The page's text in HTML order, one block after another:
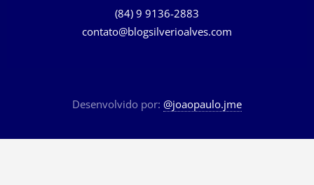
(84) 9 9136-2883
contato@blogsilverioalves.com
Desenvolvido por: @joaopaulo.jme